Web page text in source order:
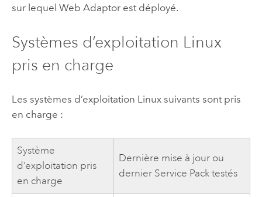
sur lequel Web Adaptor est déployé.
Systèmes d’exploitation Linux
pris en charge
Les systèmes d’exploitation Linuxsuivants sont pris
en charge :
Système
d’exploitation pris
en charge
Dernière mise à jour ou
dernier Service Pack testés